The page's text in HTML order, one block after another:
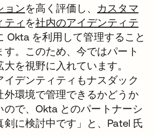
ョンを高く評価し、 カスタマ
ティ を社内のアイデンティテ
Okta を利用して管理すること
す。このため、今ではパート
を視野に入れています。
イデンティティもナスダック
外環境で管理できるかどうか
ので、Okta とのパートナーシ
剣に検討中です」と、Patel 氏